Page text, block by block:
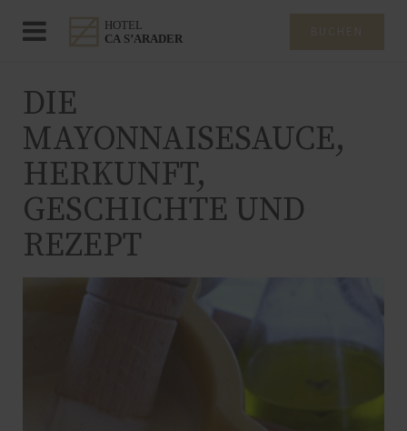
DIE
MAYONNAISESAUCE,
HERKUNFT,
GESCHICHTE UND
REZEPT